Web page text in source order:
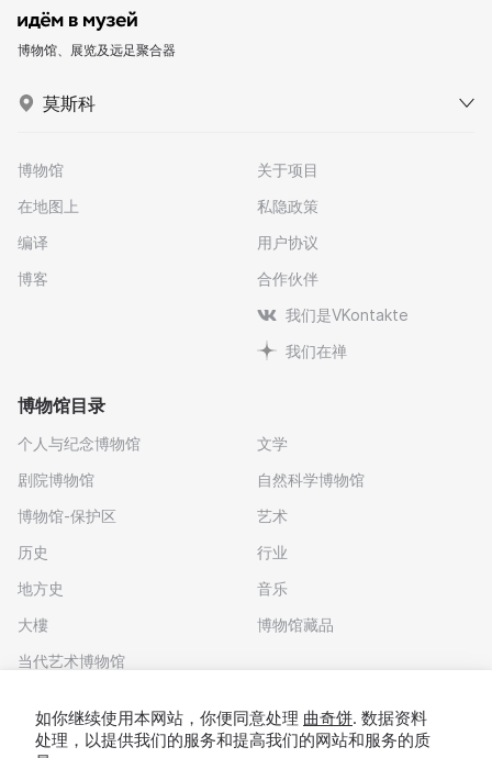
博物馆、展览及远足聚合器
莫斯科
博物馆
在地图上
编译
博客
关于项目
私隐政策
用户协议
合作伙伴
我们是VKontakte
我们在禅
博物馆目录
个人与纪念博物馆
剧院博物馆
博物馆-保护区
历史
地方史
大樓
当代艺术博物馆
文学
自然科学博物馆
艺术
行业
音乐
博物馆藏品
如你继续使用本网站，你便同意处理 曲奇饼. 数据资料
处理，以提供我们的服务和提高我们的网站和服务的质